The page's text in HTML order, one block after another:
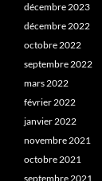
décembre 2023
décembre 2022
octobre 2022
septembre 2022
mars 2022
février 2022
janvier 2022
novembre 2021
octobre 2021
septembre 2021